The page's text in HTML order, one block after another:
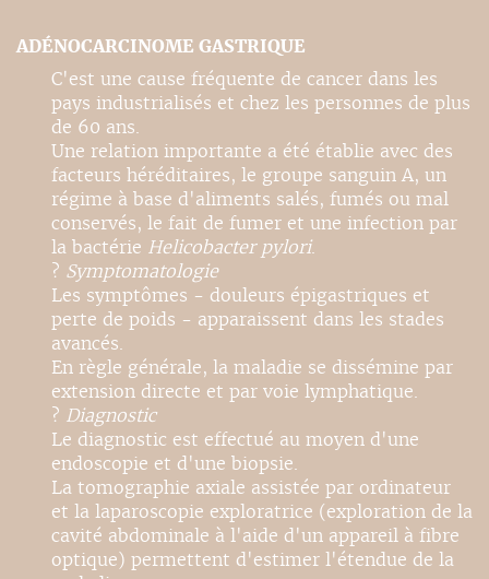
ADÉNOCARCINOME GASTRIQUE
C'est une cause fréquente de cancer dans les
pays industrialisés et chez les personnes de plus
de 60 ans.
Une relation importante a été établie avec des
facteurs héréditaires, le groupe sanguin A, un
régime à base d'aliments salés, fumés ou mal
conservés, le fait de fumer et une infection par
la bactérie Helicobacter pylori.
? Symptomatologie
Les symptômes - douleurs épigastriques et
perte de poids - apparaissent dans les stades
avancés.
En règle générale, la maladie se dissémine par
extension directe et par voie lymphatique.
? Diagnostic
Le diagnostic est effectué au moyen d'une
endoscopie et d'une biopsie.
La tomographie axiale assistée par ordinateur
et la laparoscopie exploratrice (exploration de la
cavité abdominale à l'aide d'un appareil à fibre
optique) permettent d'estimer l'étendue de la